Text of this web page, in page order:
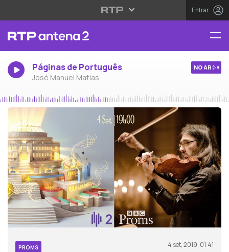
Entrar
Páginas de Português
José Manuel Matias
NO AR
PROMS 4 set, 2019, 01:41